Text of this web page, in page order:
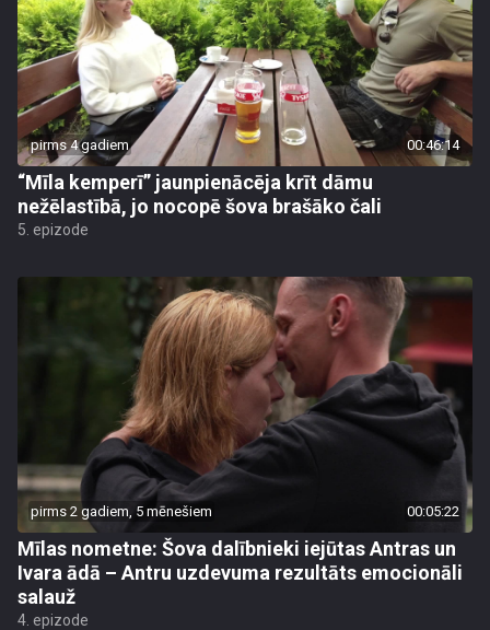
pirms 4 gadiem 00:46:14
“Mīla kemperī” jaunpienācēja krīt dāmu
nežēlastībā, jo nocopē šova brašāko čali
5. epizode
pirms 2 gadiem, 5 mēnešiem 00:05:22
Mīlas nometne: Šova dalībnieki iejūtas Antras un
Ivara ādā – Antru uzdevuma rezultāts emocionāli
salauž
4. epizode